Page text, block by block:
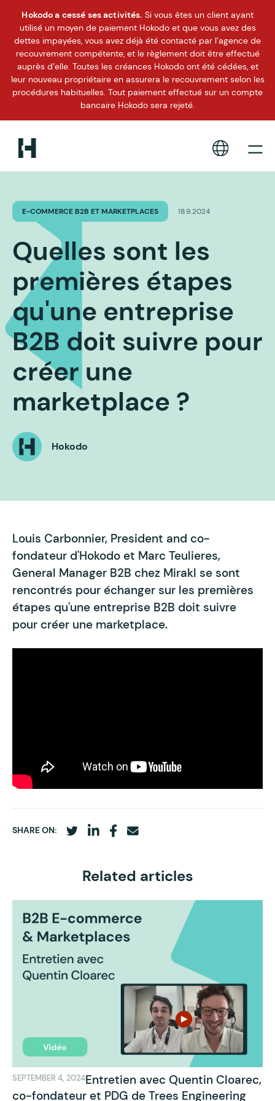
Hokodo a cessé ses activités. Si vous êtes un client ayant
utilisé un moyen de paiement Hokodo et que vous avez des
dettes impayées, vous avez déjà été contacté par l’agence de
recouvrement compétente, et le règlement doit être effectué
auprès d’elle. Toutes les créances Hokodo ont été cédées, et
leur nouveau propriétaire en assurera le recouvrement selon les
procédures habituelles. Tout paiement effectué sur un compte
bancaire Hokodo sera rejeté.
E-COMMERCE B2B ET MARKETPLACES 18.9.2024
Quelles sont les
premières étapes
qu'une entreprise
B2B doit suivre pour
créer une
marketplace ?
Hokodo
Louis Carbonnier, President and co-
fondateur d'Hokodo et Marc Teulieres,
General Manager B2B chez Mirakl se sont
rencontrés pour échanger sur les premières
étapes qu'une entreprise B2B doit suivre
pour créer une marketplace.
SHARE ON:
Related articles
SEPTEMBER 4, 2024Entretien avec Quentin Cloarec,
co-fondateur et PDG de Trees Engineering